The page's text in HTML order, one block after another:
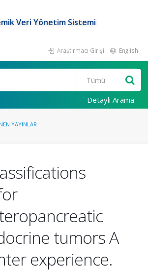
Veri Yönetim Sistemi
Araştırmacı Girişi English
Detaylı Arama
YAYINLAR
tumors A
experience.